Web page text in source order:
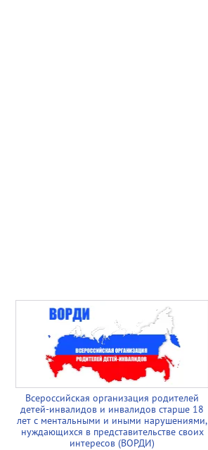
Всероссийская организация родителей
детей-инвалидов и инвалидов старше 18
лет с ментальными и иными нарушениями,
нуждающихся в представительстве своих
интересов (ВОРДИ)